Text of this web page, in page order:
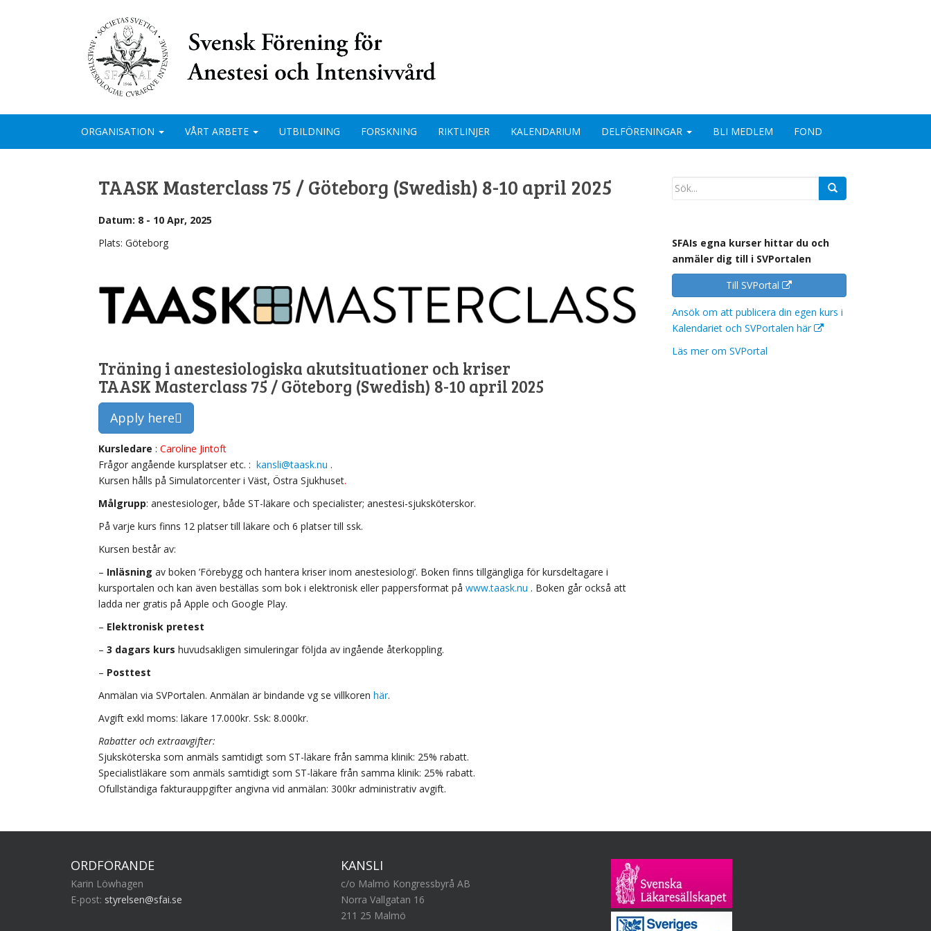
ORGANISATION VÅRT ARBETE UTBILDNING FORSKNING RIKTLINJER KALENDARIUM DELFÖRENINGAR BLI MEDLEM FOND
TAASK Masterclass 75 / Göteborg (Swedish) 8-10 april 2025
Datum: 8 - 10 Apr, 2025
Plats: Göteborg
Träning i anestesiologiska akutsituationer och kriser
TAASK Masterclass 75 / Göteborg (Swedish) 8-10 april 2025
Apply here
Kursledare : Caroline Jintoft
Frågor angående kursplatser etc. : kansli@taask.nu .
Kursen hålls på Simulatorcenter i Väst, Östra Sjukhuset.
Målgrupp: anestesiologer, både ST-läkare och specialister; anestesi-sjuksköterskor.
På varje kurs finns 12 platser till läkare och 6 platser till ssk.
Kursen består av:
– Inläsning av boken ’Förebygg och hantera kriser inom anestesiologi’. Boken finns tillgängliga för kursdeltagare i
kursportalen och kan även beställas som bok i elektronisk eller pappersformat på www.taask.nu . Boken går också att
ladda ner gratis på Apple och Google Play.
– Elektronisk pretest
– 3 dagars kurs huvudsakligen simuleringar följda av ingående återkoppling.
– Posttest
Anmälan via SVPortalen. Anmälan är bindande vg se villkoren här.
Avgift exkl moms: läkare 17.000kr. Ssk: 8.000kr.
Rabatter och extraavgifter:
Sjuksköterska som anmäls samtidigt som ST-läkare från samma klinik: 25% rabatt.
Specialistläkare som anmäls samtidigt som ST-läkare från samma klinik: 25% rabatt.
Ofullständiga fakturauppgifter angivna vid anmälan: 300kr administrativ avgift.
SFAIs egna kurser hittar du och
anmäler dig till i SVPortalen
Till SVPortal
Ansök om att publicera din egen kurs i
Kalendariet och SVPortalen här
Läs mer om SVPortal
ORDFÖRANDE
Karin Löwhagen
E-post: styrelsen@sfai.se
KANSLI
c/o Malmö Kongressbyrå AB
Norra Vallgatan 16
211 25 Malmö